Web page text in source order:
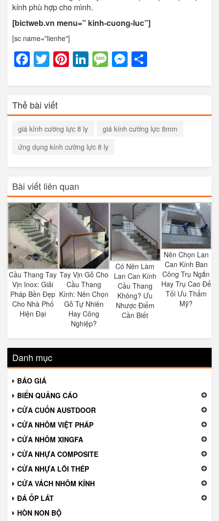
kính phù hợp cho mình.
[bictweb.vn menu=” kinh-cuong-luc”]
[sc name="lienhe"]
Facebook
Twitter
Pinterest
LinkedIn
Message
Messenger
Thẻ bài viết
giá kính cường lực 8 ly
giá kính cường lực 8mm
ứng dụng kính cường lực 8 ly
Bài viết liên quan
Cầu Thang Tay
Vịn Inox: Giải
Pháp Bền Đẹp
Cho Nhà Phố
Hiện Đại
Tay Vịn Gỗ Cho
Cầu Thang
Kính: Nên Chọn
Gỗ Tự Nhiên
Hay Công
Nghiệp?
Có Nên Làm
Lan Can Kính
Cầu Thang
Không? Ưu
Nhược Điểm
Cần Biết
Nên Chọn Lan
Can Kính Ban
Công Trụ Ngắn
Hay Trụ Cao Để
Tối Ưu Thẩm
Mỹ?
Danh mục
BÁO GIÁ
BIỂN QUẢNG CÁO
CỬA CUỐN AUSTDOOR
CỬA NHÔM VIỆT PHÁP
CỬA NHÔM XINGFA
CỬA NHỰA COMPOSITE
CỬA NHỰA LÕI THÉP
CỬA VÁCH NHÔM KÍNH
ĐÁ ỐP LÁT
HÒN NON BỘ